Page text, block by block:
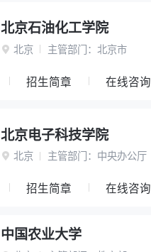
北京石油化工学院
 北京 主管部门： 北京市
招生简章 在线咨询
北京电子科技学院
 北京 主管部门： 中央办公厅
招生简章 在线咨询
中国农业大学